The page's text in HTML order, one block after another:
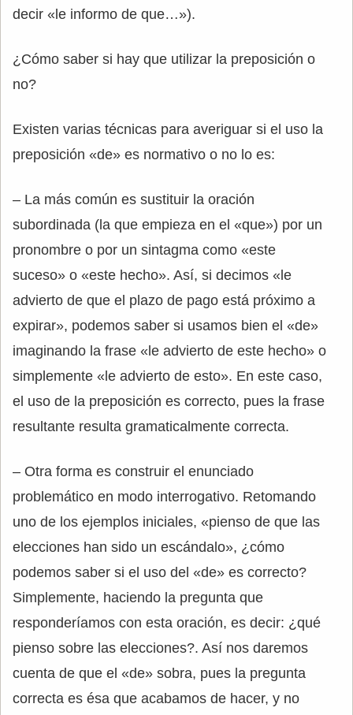
decir «le informo de que…»).
¿Cómo saber si hay que utilizar la preposición o
no?
Existen varias técnicas para averiguar si el uso la
preposición «de» es normativo o no lo es:
– La más común es sustituir la oración
subordinada (la que empieza en el «que») por un
pronombre o por un sintagma como «este
suceso» o «este hecho». Así, si decimos «le
advierto de que el plazo de pago está próximo a
expirar», podemos saber si usamos bien el «de»
imaginando la frase «le advierto de este hecho» o
simplemente «le advierto de esto». En este caso,
el uso de la preposición es correcto, pues la frase
resultante resulta gramaticalmente correcta.
– Otra forma es construir el enunciado
problemático en modo interrogativo. Retomando
uno de los ejemplos iniciales, «pienso de que las
elecciones han sido un escándalo», ¿cómo
podemos saber si el uso del «de» es correcto?
Simplemente, haciendo la pregunta que
responderíamos con esta oración, es decir: ¿qué
pienso sobre las elecciones?. Así nos daremos
cuenta de que el «de» sobra, pues la pregunta
correcta es ésa que acabamos de hacer, y no